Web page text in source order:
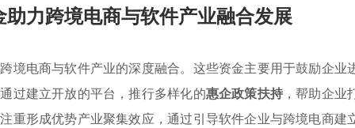
力跨境电商与软件产业融合发展
境电商与软件产业的深度融合。这些资金主要用于鼓励企业
过建立开放的平台，推行多样化的惠企政策扶持，帮助企业
重形成优势产业聚集效应，通过引导软件企业与跨境电商建